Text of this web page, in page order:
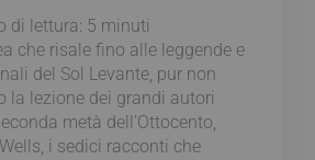
di lettura: 5 minuti
che risale fino alle leggende e
del Sol Levante, pur non
la lezione dei grandi autori
metà dell’Ottocento,
i sedici racconti che